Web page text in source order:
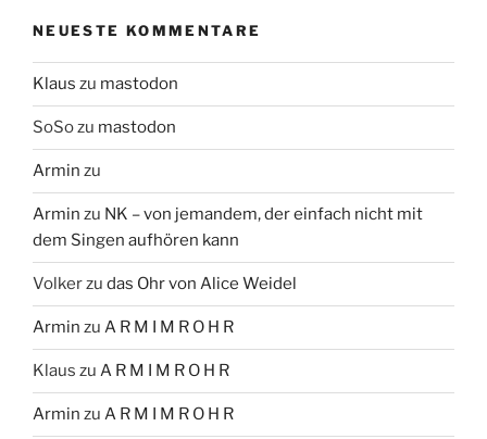
NEUESTE KOMMENTARE
Klaus zu mastodon
SoSozu mastodon
Armin zu
Armin zu NK – von jemandem, der einfach nicht mit
dem Singen aufhören kann
Volkerzu das Ohr von Alice Weidel
Armin zu A R M I M R O H R
Klaus zu A R M I M R O H R
Armin zu A R M I M R O H R